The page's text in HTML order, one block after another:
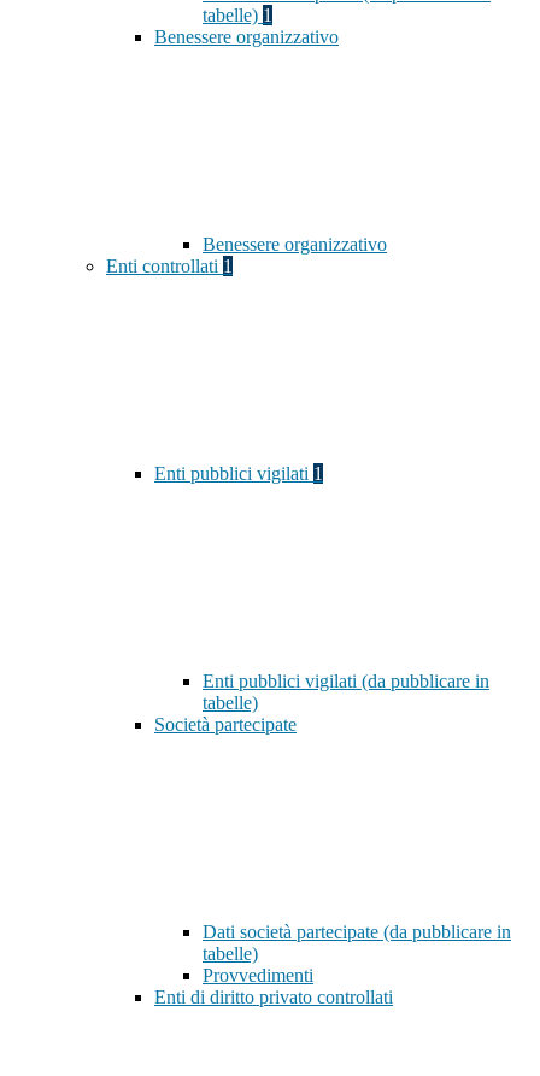
tabelle) 1
Benessere organizzativo
Benessere organizzativo
Enti controllati 1
Enti pubblici vigilati 1
Enti pubblici vigilati (da pubblicare in
tabelle)
Società partecipate
Dati società partecipate (da pubblicare in
tabelle)
Provvedimenti
Enti di diritto privato controllati